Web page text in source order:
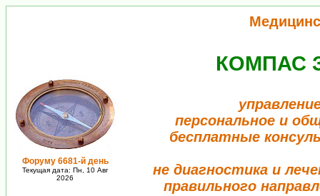
Форуму 6681-й день
Текущая дата: Пн, 10 Авг
2026
КОМПАС
персональное и
бесплатные
не диагностика и
правильного